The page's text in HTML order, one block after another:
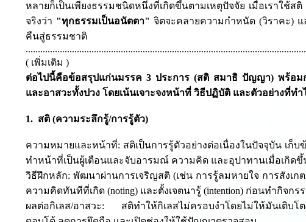
หลายก็เป็นเพียงธรรมชนิดหนึ่งที่เกิดขึ้นตามเหตุปัจจัย เมื่อเราใช้
จริงว่า "ทุกธรรมเป็นอนัตตา" จิตจะคลายความกำหนัด (วิราคะ)
คืนสู่ธรรมชาติ
( เพิ่มเติม )
ต่อไปนี้คือข้อสรุปแก่นมรรค 3 ประการ (สติ สมาธิ ปัญญา) พร้อมก
และอาสวะทั้งปวง โดยเน้นเจาะจงหน้าที่ วิธีปฏิบัติ และตัวอย่างที่ทำ
1. สติ (ความระลึกรู้/การรู้ตัว)
ความหมายและหน้าที่: สติเป็นการรู้ตัวอย่างต่อเนื่องในปัจจุบัน เก็
ทำหน้าที่เป็นผู้เตือนและจับอารมณ์ ความคิด และอุปาทานเมื่อเกิดขึ้
วิธีฝึกหลัก: พัฒนาผ่านการเจริญสติ (เช่น การรู้ลมหายใจ การสังเ
ความคิดทันทีที่เกิด (noting) และตั้งเจตนารู้ (intention) ก่อนทำกิจกร
ผลต่อกิเลส/อาสวะ: สติทำให้กิเลสไม่ครอบงำโดยไม่ให้มันเติบ